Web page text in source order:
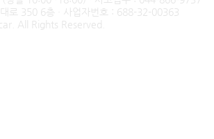
토 하이브리
트 출고후기
팰리세이드
로 350 6층 · 사업자번호 : 688-32-00363
All Rights Reserved.